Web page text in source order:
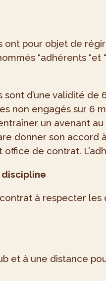
ont pour objet de
“adhérents “et
d’une validité
non engagés sur 6
un avenant
donner son
office de contrat.
contrat à respecter
et à une distance